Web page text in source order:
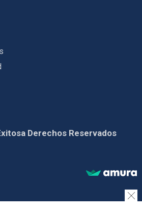
Derechos Reservados